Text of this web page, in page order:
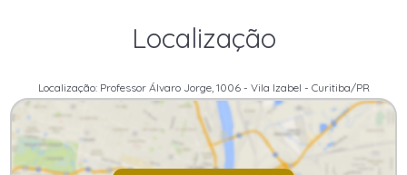
Localização
Localização: Professor Álvaro Jorge, 1006 - Vila Izabel - Curitiba/PR